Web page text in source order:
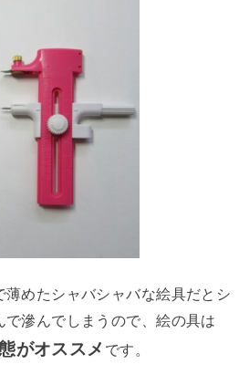
めたシャバシャバな絵具だとシ
滲んでしまうので、絵の具は
がオススメです。